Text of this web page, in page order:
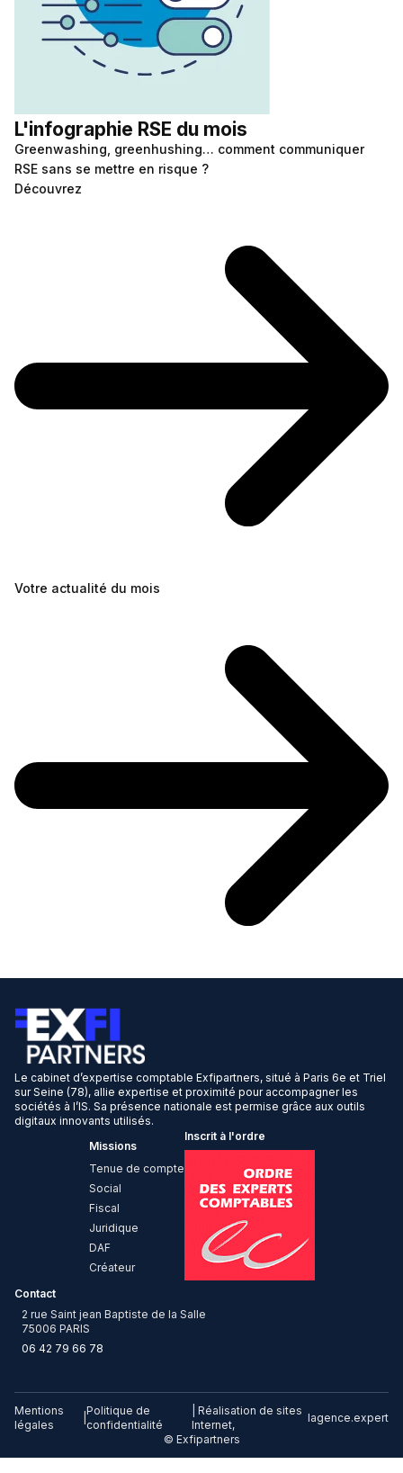
L'infographie RSE du mois
Greenwashing, greenhushing… comment communiquer
RSE sans se mettre en risque ?
Découvrez
Votre actualité du mois
Le cabinet d’expertise comptable Exfipartners, situé à Paris 6e et Triel
sur Seine (78), allie expertise et proximité pour accompagner les
sociétés à l’IS. Sa présence nationale est permise grâce aux outils
digitaux innovants utilisés.
Missions
Tenue de compte
Social
Fiscal
Juridique
DAF
Créateur
Inscrit à l'ordre
Contact
2 rue Saint jean Baptiste de la Salle
75006 PARIS
06 42 79 66 78
© Exfipartners
Mentions
légales
Politique de
confidentialité
| Réalisation de sites
Internet,
lagence.expert